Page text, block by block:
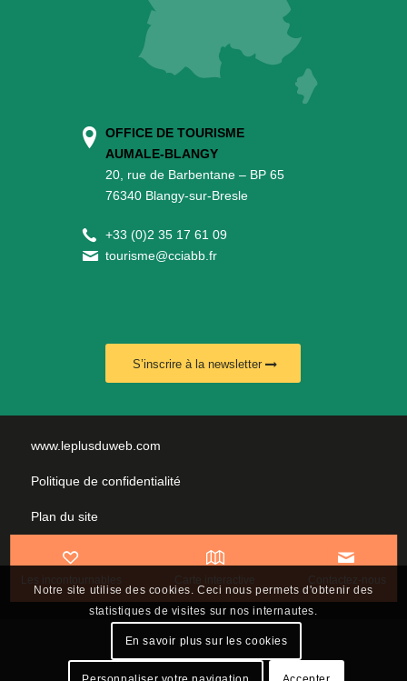
Les incontournables Carte interactive Contactez-nous
OFFICE DE TOURISME
AUMALE-BLANGY
20, rue de Barbentane – BP 65
76340 Blangy-sur-Bresle
+33 (0)2 35 17 61 09
tourisme@cciabb.fr
S’inscrire à la newsletter
www.leplusduweb.com
Politique de confidentialité
Plan du site
Mentions légales
Nous contacter
Notre site utilise des cookies. Ceci nous permets d'obtenir des
statistiques de visites sur nos internautes.
En savoir plus sur les cookies